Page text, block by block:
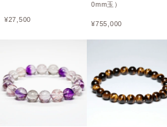
¥27,500
0mm玉）
¥755,000